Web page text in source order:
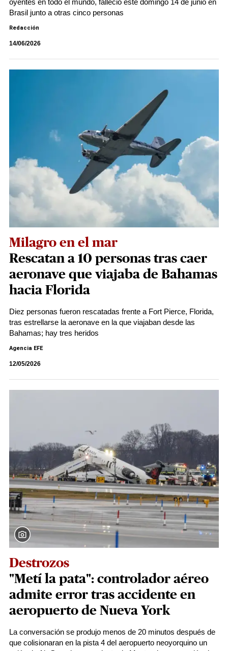
oyentes en todo el mundo, falleció este domingo 14 de junio en
Brasil junto a otras cinco personas
Redacción
14/06/2026
Milagro en el mar
Rescatan a 10 personas tras caer
aeronave que viajaba de Bahamas
hacia Florida
Diez personas fueron rescatadas frente a Fort Pierce, Florida,
tras estrellarse la aeronave en la que viajaban desde las
Bahamas; hay tres heridos
Agencia EFE
12/05/2026
Destrozos
"Metí la pata": controlador aéreo
admite error tras accidente en
aeropuerto de Nueva York
La conversación se produjo menos de 20 minutos después de
que colisionaran en la pista 4 del aeropuerto neoyorquino un